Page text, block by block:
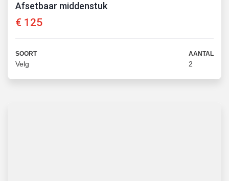
Afsetbaar middenstuk
€ 125
SOORT
Velg
AANTAL
2